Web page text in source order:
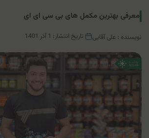
معرفی بهترین مکمل های بی سی ای ای
نویسنده : علی آقایی تاریخ انتشار: 1 آذر 1401